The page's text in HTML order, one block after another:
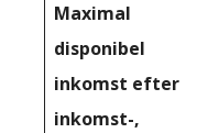
Maximal
disponibel
inkomst efter
inkomst-,